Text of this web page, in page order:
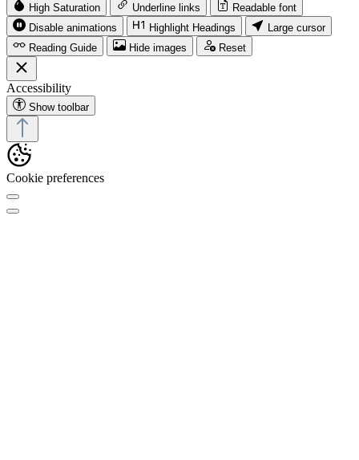
High Saturation
Underline links
Readable font
Disable animations
Highlight Headings
Large cursor
Reading Guide
Hide images Reset
Accessibility
Show toolbar
Cookie preferences